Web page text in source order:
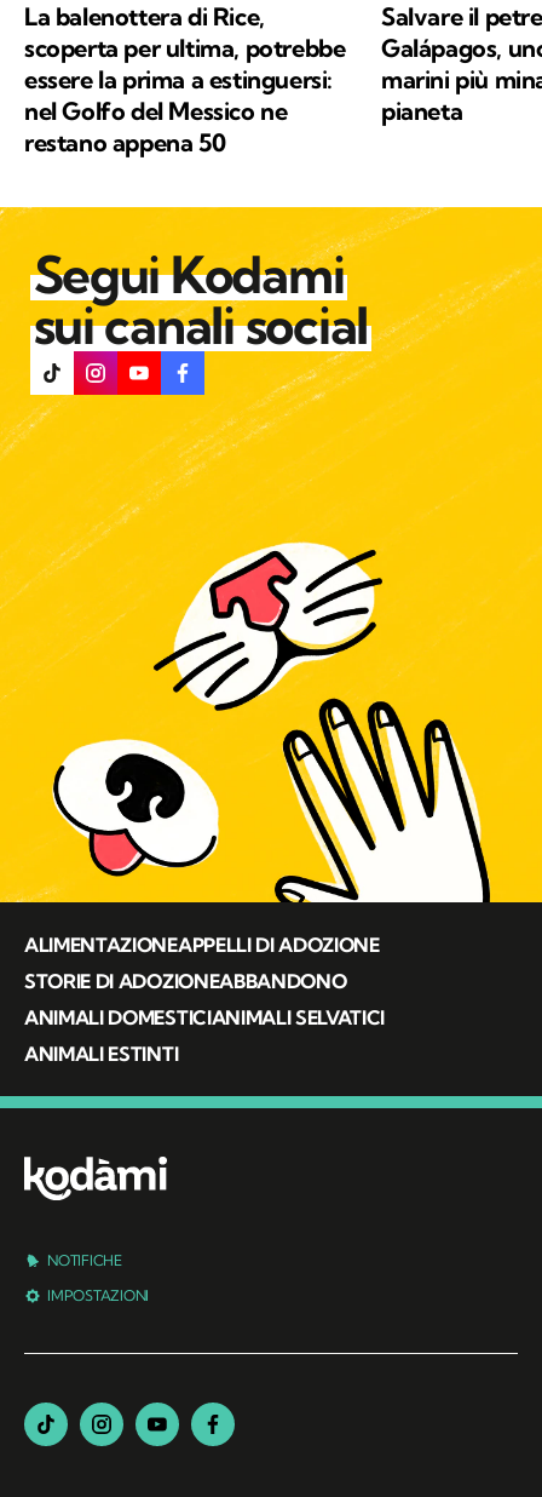
La balenottera di Rice,
scoperta per ultima, potrebbe
essere la prima a estinguersi:
nel Golfo del Messico ne
restano appena 50
Salvare il
Galápagos,
marini più
pianeta
Segui Kodami
sui canali social
ALIMENTAZIONEAPPELLI DI ADOZIONE
STORIE DI ADOZIONEABBANDONO
ANIMALI DOMESTICIANIMALI SELVATICI
ANIMALI ESTINTI
NOTIFICHE
IMPOSTAZIONI